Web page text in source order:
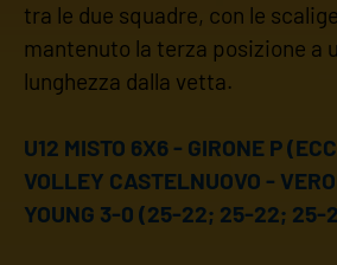
tra le due squadre, con le
mantenuto la terza posizione a
lunghezza dalla vetta.
U12 MISTO 6X6 - GIRONE P
VOLLEY CASTELNUOVO -
YOUNG 3-0 (25-22; 25-22; 25-